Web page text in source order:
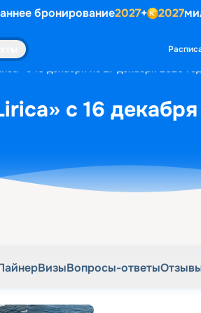
бронирование2027+ 2027
с 16 декабря по 27 декабря 2026
с 16
ВизыВопросы-ответы